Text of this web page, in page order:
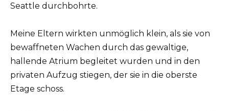
Seattle durchbohrte.
Meine Eltern wirkten unmöglich klein, als sie von
bewaffneten Wachen durch das gewaltige,
hallende Atrium begleitet wurden und in den
privaten Aufzug stiegen, der sie in die oberste
Etage schoss.